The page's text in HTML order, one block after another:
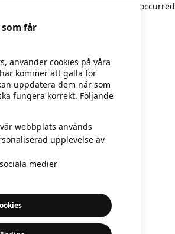
error: a client-side exception has occurred
får
använder cookies på våra
kommer att gälla för
uppdatera dem när som
fungera korrekt. Följande
webbplats används
upplevelse av
medier